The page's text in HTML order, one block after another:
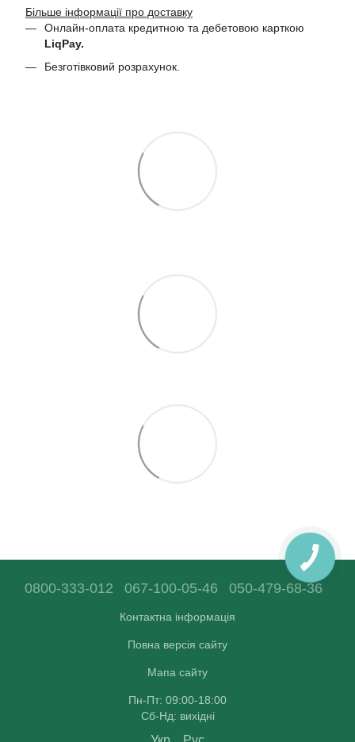
Більше інформації про доставку
Онлайн-оплата кредитною та дебетовою карткою
LiqPay.
Безготівковий розрахунок.
0800-333-012 067-100-05-46 050-479-68-36
Контактна інформація
Повна версія сайту
Мапа сайту
Пн-Пт: 09:00-18:00
Сб-Нд: вихідні